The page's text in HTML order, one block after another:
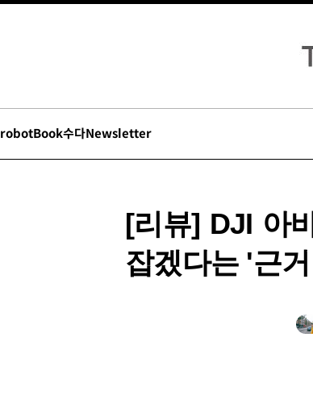
robotBook수다Newsletter
[리뷰] DJI 아
잡겠다는 '근